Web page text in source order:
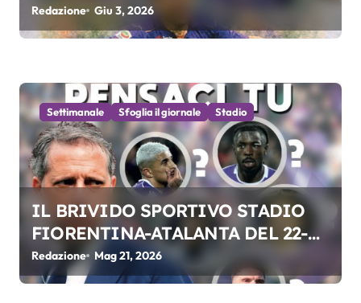
t
c
o
l
i
Redazione Giu 3, 2026
Settimanale Sfoglia il giornale Stadio
IL BRIVIDO SPORTIVO STADIO
FIORENTINA-ATALANTA DEL 22-
05-2026
Redazione Mag 21, 2026